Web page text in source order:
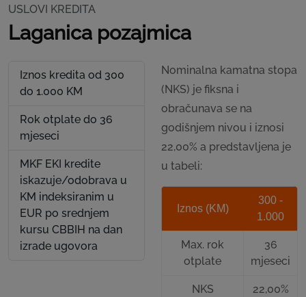
USLOVI KREDITA
Laganica pozajmica
Iznos kredita od 300
do 1.000 KM
Rok otplate do 36
mjeseci
MKF EKI kredite
iskazuje/odobrava u
KM indeksiranim u
EUR po srednjem
kursu CBBIH na dan
izrade ugovora
Nominalna kamatna stopa
(NKS) je fiksna i
obračunava se na
godišnjem nivou i iznosi
22,00% a predstavljena je
u tabeli:
Iznos (KM)
300 -
1.000
Max. rok
otplate
36
mjeseci
NKS 22,00%